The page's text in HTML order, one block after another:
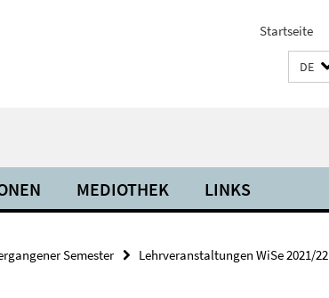
Startseite
DE
MEDIOTHEK LINKS
Semester Lehrveranstaltungen WiSe 2021/22